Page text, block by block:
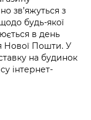
зв’яжуться з
будь-якої
в день
Нової Пошти. У
на будинок
інтернет-